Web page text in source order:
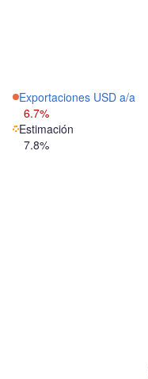
Exportaciones USD a/a
6.7%
Estimación
7.8%